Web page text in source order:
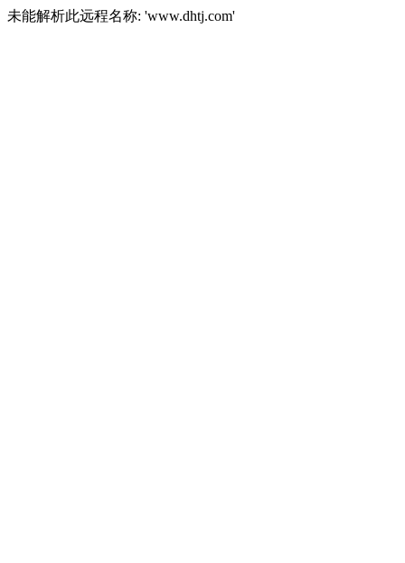
未能解析此远程名称: 'www.dhtj.com'